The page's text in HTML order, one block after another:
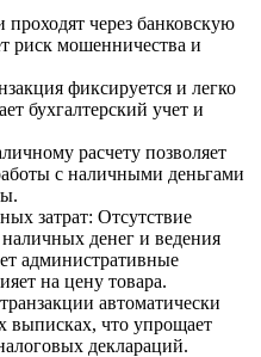
проходят через банковскую
риск мошенничества и
фиксируется и легко
бухгалтерский учет и
расчету позволяет
с наличными деньгами
затрат: Отсутствие
денег и ведения
административные
на цену товара.
автоматически
выписках, что упрощает
деклараций.